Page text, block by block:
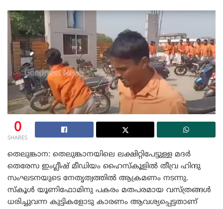
0
SHARES
തെലുങ്കാന: തെലുങ്കാനയിലെ ലക്ഷിറ്റിപേട്ടുള്ള മദർ
തെരേസ ഇംഗ്ലീഷ് മീഡിയം ഹൈസ്‌കൂളിൽ തീവ്ര ഹിന്ദു
സംഘടനയുടെ നേതൃത്വത്തിൽ ആക്രമണം നടന്നു.
സ്‌കൂൾ യൂണിഫോമിനു പകരം മതപരമായ വസ്ത്രങ്ങൾ
ധരിച്ചുവന്ന കുട്ടികളോടു കാരണം ആവശ്യപ്പെട്ടതാണ്